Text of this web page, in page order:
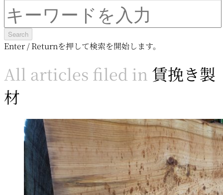
Enter / Returnを押して検索を開始します。
All articles filed in 賃挽き製
材